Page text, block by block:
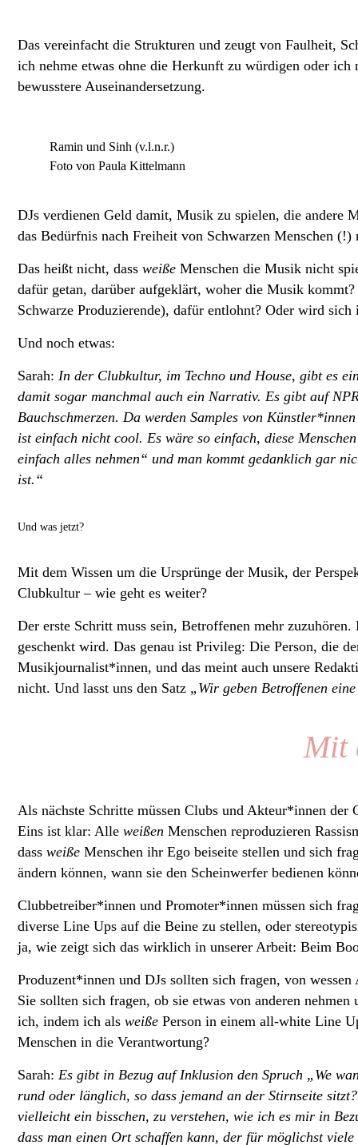
Das vereinfacht die Strukturen und zeugt von Faulheit,
ich nehme etwas ohne die Herkunft zu würdigen oder
bewusstere Auseinandersetzung.
Ramin und Sinh (v.l.n.r.)
Foto von Paula Kittelmann
DJs verdienen Geld damit, Musik zu spielen, die andere
das Bedürfnis nach Freiheit von Schwarzen Menschen (!)
Das heißt nicht, dass weiße Menschen die Musik nicht
dafür getan, darüber aufgeklärt, woher die Musik
Schwarze Produzierende), dafür entlohnt? Oder wird
Und noch etwas:
Sarah: In der Clubkultur, im Techno und House, gibt es
damit sogar manchmal auch ein Narrativ. Es gibt auf
Bauchschmerzen. Da werden Samples von
ist einfach nicht cool. Es wäre so einfach, diese
einfach alles nehmen“ und man kommt gedanklich gar
ist.“
Und was jetzt?
Mit dem Wissen um die Ursprünge der Musik, der
Clubkultur – wie geht es weiter?
Der erste Schritt muss sein, Betroffenen mehr
geschenkt wird. Das genau ist Privileg: Die Person, die
Musikjournalist*innen, und das meint auch unsere
nicht. Und lasst uns den Satz „Wir geben Betroffenen
Mit
Als nächste Schritte müssen Clubs und Akteur*innen der
Eins ist klar: Alle weißen Menschen reproduzieren
dass weiße Menschen ihr Ego beiseite stellen und sich
ändern können, wann sie den Scheinwerfer bedienen
Clubbetreiber*innen und Promoter*innen müssen sich
diverse Line Ups auf die Beine zu stellen, oder
ja, wie zeigt sich das wirklich in unserer Arbeit: Beim
Produzent*innen und DJs sollten sich fragen, von
Sie sollten sich fragen, ob sie etwas von anderen
ich, indem ich als weiße Person in einem all-white Line
Menschen in die Verantwortung?
Sarah: Es gibt in Bezug auf Inklusion den Spruch „We
rund oder länglich, so dass jemand an der Stirnseite
vielleicht ein bisschen, zu verstehen, wie ich es mir in
dass man einen Ort schaffen kann, der für möglichst